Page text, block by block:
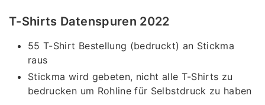
T-Shirts Datenspuren 2022
55 T-Shirt Bestellung (bedruckt) an Stickma
raus
Stickma wird gebeten, nicht alle T-Shirts zu
bedrucken um Rohline für Selbstdruck zu haben